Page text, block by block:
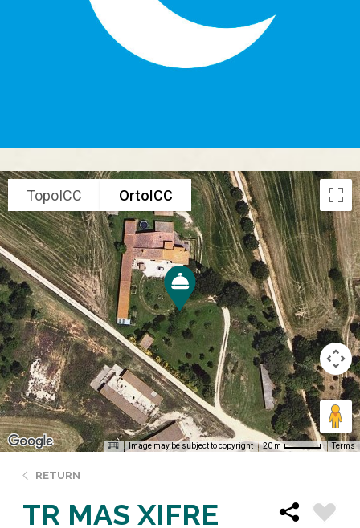
TopoICC OrtoICC
Image may be subject to copyright 20 m Terms
RETURN
TR MAS XIFRE